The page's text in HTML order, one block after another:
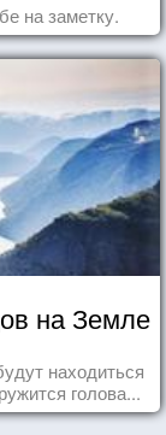
на заметку.
на Земле
находиться
голова...